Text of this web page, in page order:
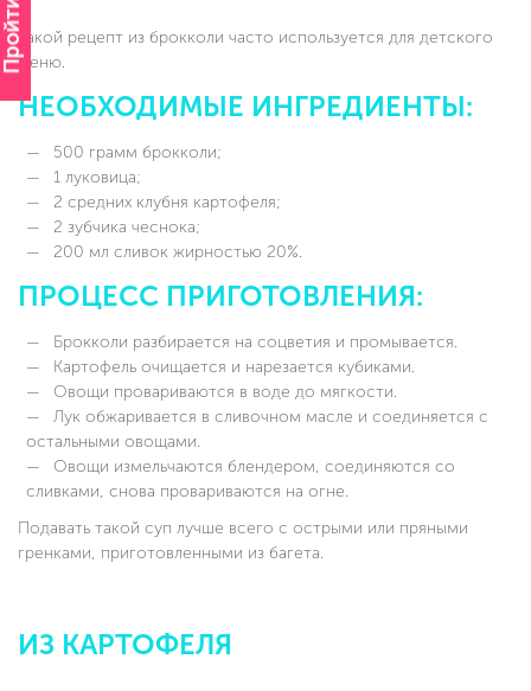
Такой рецепт из брокколи часто используется для детского
меню.
НЕОБХОДИМЫЕ ИНГРЕДИЕНТЫ:
500 грамм брокколи;
1 луковица;
2 средних клубня картофеля;
2 зубчика чеснока;
200 мл сливок жирностью 20%.
ПРОЦЕСС ПРИГОТОВЛЕНИЯ:
Брокколи разбирается на соцветия и промывается.
Картофель очищается и нарезается кубиками.
Овощи провариваются в воде до мягкости.
Лук обжаривается в сливочном масле и соединяется с
остальными овощами.
Овощи измельчаются блендером, соединяются со
сливками, снова провариваются на огне.
Подавать такой суп лучше всего с острыми или пряными
гренками, приготовленными из багета.
ИЗ КАРТОФЕЛЯ